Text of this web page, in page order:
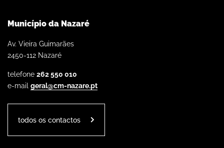
Município da Nazaré
Av. Vieira Guimarães
2450-112 Nazaré
telefone 262 550 010
e-mail geral@cm-nazare.pt
todos os contactos